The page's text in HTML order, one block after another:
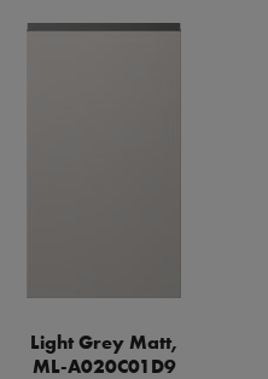
Light Grey Matt,
ML-A020C01D9